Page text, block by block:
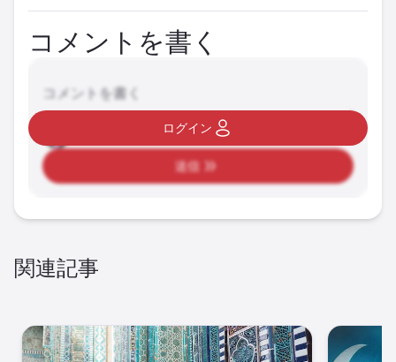
コメントを書く
コメントを書く
送信
ログイン
関連記事